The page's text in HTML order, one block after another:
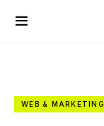
WEB & MARKETING